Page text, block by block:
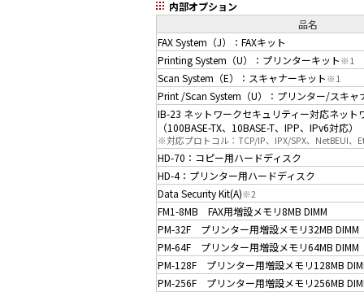
内部オプション
品名
FAX System（J）：FAXキット
Printing System（U）：プリンターキット ※1
Scan System（E）：スキャナーキット ※1
Print /Scan System（U）：プリンター/スキャ
IB-23 ネットワークセキュリティー対応ネット
（100BASE-TX、10BASE-T、IPP、IPv6対応）
※対応プロトコル：TCP/IP、IPX/SPX、NetBEUI、
HD-70：コピー用ハードディスク
HD-4：プリンター用ハードディスク
Data Security Kit(A)※2
FM1-8MB FAX用増設メモリ8MB DIMM
PM-32F プリンター用増設メモリ32MB DIMM
PM-64F プリンター用増設メモリ64MB DIMM
PM-128F プリンター用増設メモリ128MB
PM-256F プリンター用増設メモリ256MB